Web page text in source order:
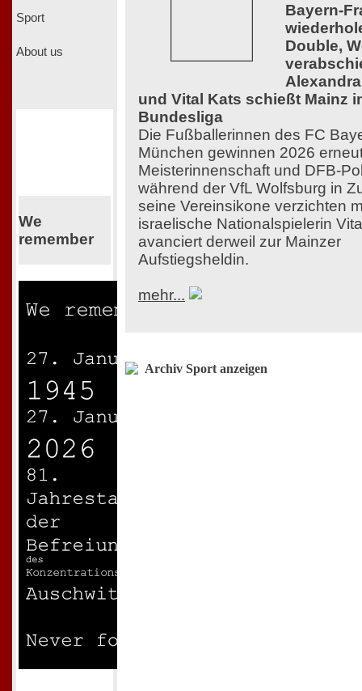
Sport
About us
We
remember
Bayern-
Double,
und Vital Kats schießt Mainz
Bundesliga
Die Fußballerinnen des FC
München gewinnen 2026
Meisterinnenschaft und DFB-
während der VfL Wolfsburg in
seine Vereinsikone verzichten
israelische Nationalspielerin
avanciert derweil zur Mainzer
Aufstiegsheldin.
mehr...
Archiv Sport anzeigen